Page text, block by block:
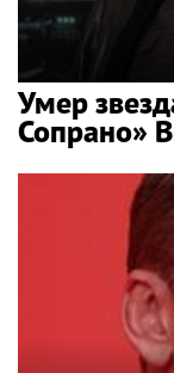
Умер
Сопрано»